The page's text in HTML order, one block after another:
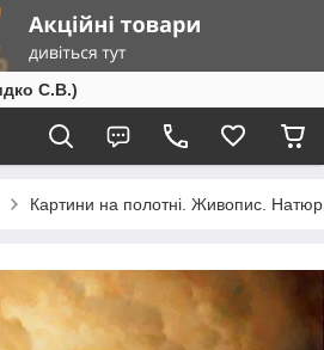
С.В.)
Картини на полотні. Живопис.